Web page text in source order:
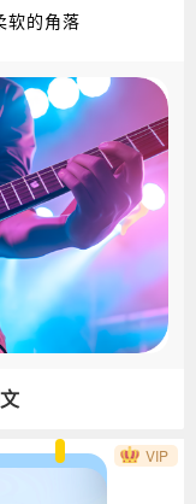
软的角落
VIP